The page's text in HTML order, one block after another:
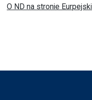
O ND na stronie